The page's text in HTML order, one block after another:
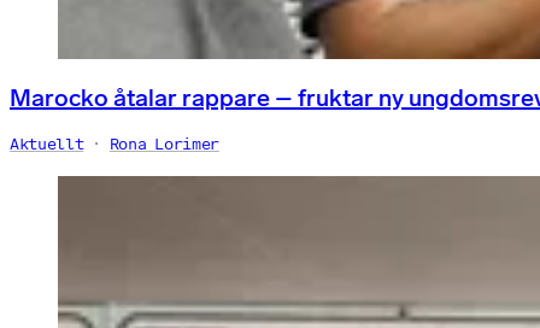
Marocko åtalar rappare – fruktar ny
Aktuellt Rona Lorimer